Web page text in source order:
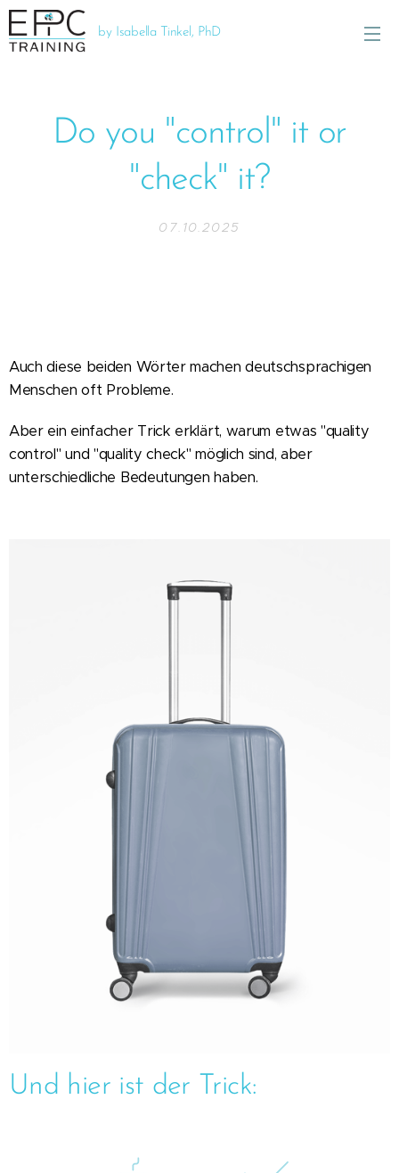
by Isabella Tinkel, PhD
Do you "control" it or
"check" it?
07.10.2025
Auch diese beiden Wörter machen deutschsprachigen
Menschen oft Probleme.
Aber ein einfacher Trick erklärt, warum etwas "quality
control" und "quality check" möglich sind, aber
unterschiedliche Bedeutungen haben.
Und hier ist der Trick: